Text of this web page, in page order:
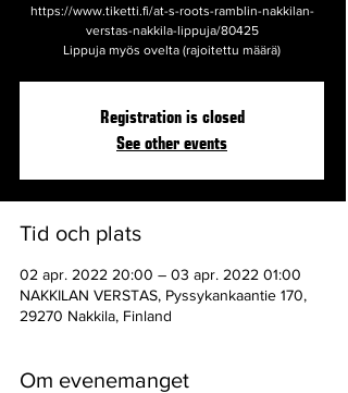
https://www.tiketti.fi/at-s-roots-ramblin-nakkilan-
verstas-nakkila-lippuja/80425
Lippuja myös ovelta (rajoitettu määrä)
Registration is closed
See other events
Tid och plats
02 apr. 2022 20:00 – 03 apr. 2022 01:00
NAKKILAN VERSTAS, Pyssykankaantie 170,
29270 Nakkila, Finland
Om evenemanget